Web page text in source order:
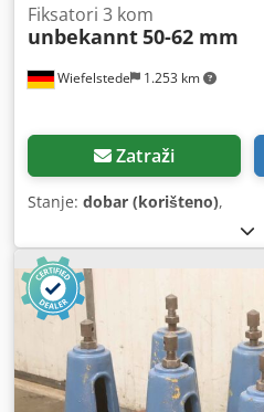
Wiefelstede 1.253 km
Fiksatori 3 kom
unbekannt50-62 mm
Zatraži
Stanje: dobar (korišteno),